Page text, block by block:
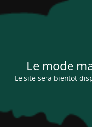
Le mode
Le site sera bientôt